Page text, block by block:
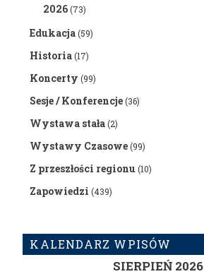
2026(73)
Edukacja(59)
Historia(17)
Koncerty (99)
Sesje / Konferencje(36)
Wystawa stała(2)
Wystawy Czasowe(99)
Z przeszłości regionu(10)
Zapowiedzi (439)
KALENDARZ WPISÓW
SIERPIEŃ 2026